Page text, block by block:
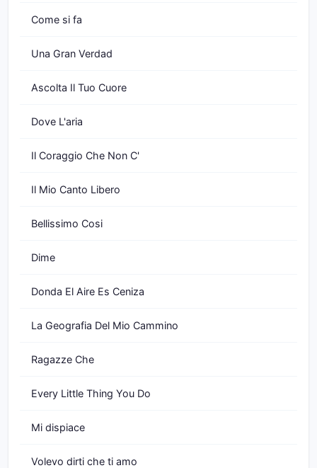
Come si fa
Una Gran Verdad
Ascolta Il Tuo Cuore
Dove L'aria
Il Coraggio Che Non C'
Il Mio Canto Libero
Bellissimo Cosi
Dime
Donda El Aire Es Ceniza
La Geografia Del Mio Cammino
Ragazze Che
Every Little Thing You Do
Mi dispiace
Volevo dirti che ti amo